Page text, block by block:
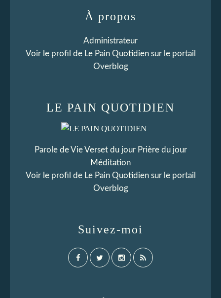
LE PAIN QUOTIDIEN
Parole de Vie Verset du jour Prière du jour
Méditation
Voir le profil de Le Pain Quotidiensur le portail
Overblog
Suivez-moi
À propos
Administrateur
Voir le profil de Le Pain Quotidiensur le portail
Overblog